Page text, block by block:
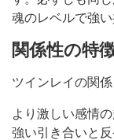
魂のレベルで強い
関係性の特
ツインレイの関係
より激しい感情
強い引き合いと